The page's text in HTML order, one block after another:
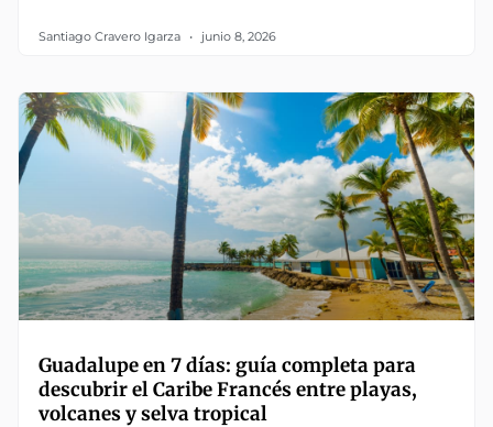
Santiago Cravero Igarza junio 8, 2026
Guadalupe en 7 días: guía completa para
descubrir el Caribe Francés entre playas,
volcanes y selva tropical